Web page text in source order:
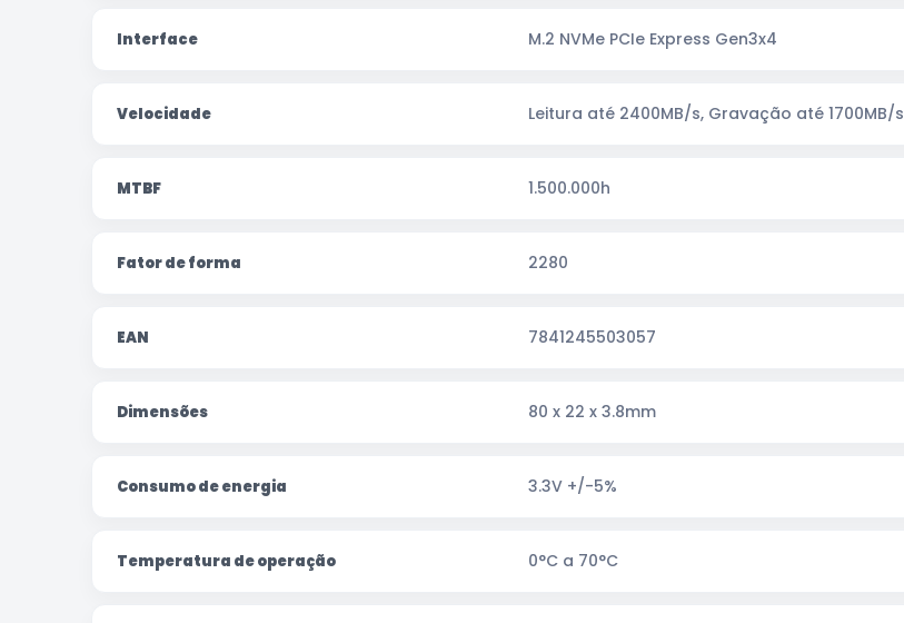
Interface M.2 NVMe PCIe Express Gen3x4
Velocidade Leitura até 2400MB/s, Gravação até 1700MB/s
MTBF 1.500.000h
Fator de forma 2280
EAN 7841245503057
Dimensões 80 x 22 x 3.8mm
Consumo de energia 3.3V +/-5%
Temperatura de operação 0°C a 70°C